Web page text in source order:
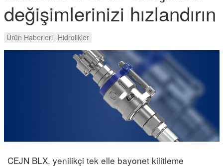
değişimlerinizi hızlandırın
Ürün Haberleri Hidrolikler
CEJN BLX, yenilikçi tek elle bayonet kilitleme